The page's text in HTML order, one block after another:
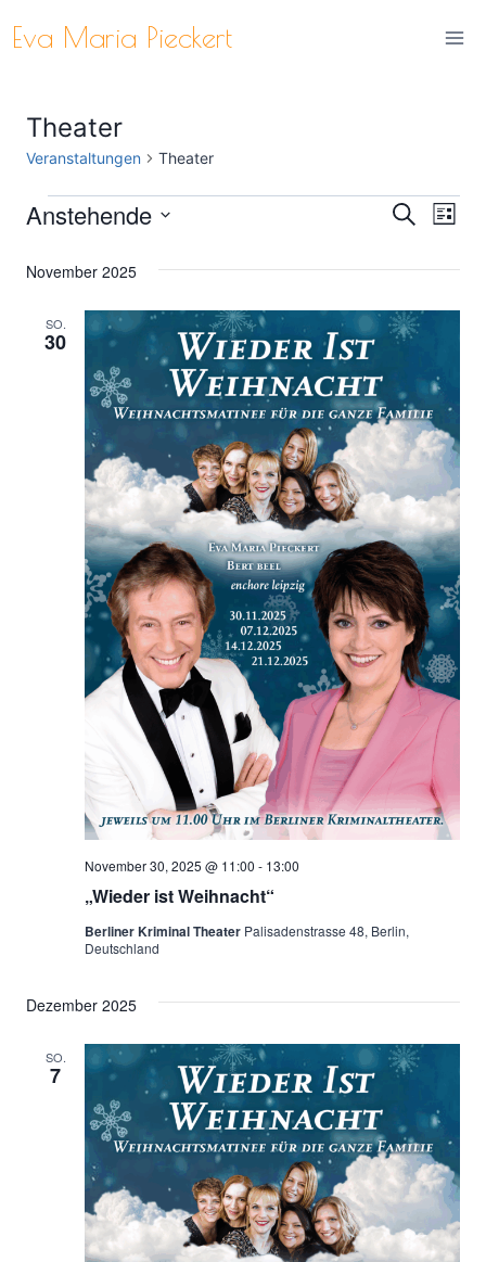
Inhalt
Eva Maria Pieckert
Theater
Veranstaltungen Theater
Veranstaltungen
Suche
und
SucheListe
Anstehende
wählen.
November 2025
SO.
30
„Wieder ist Weihnacht“
November 30, 2025 @ 11:00 - 13:00
Berliner Kriminal Theater Palisadenstrasse 48, Berlin,
Deutschland
Dezember 2025
SO.
7